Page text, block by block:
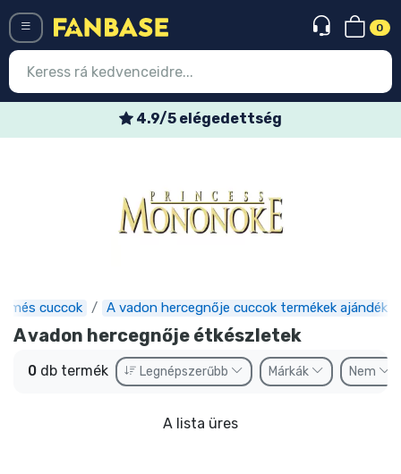
0
4.9/5 elégedettség
cuccok A vadon hercegnője cuccok termékek ajándékok
A vadon hercegnője étkészletek
0 db termék Legnépszerűbb Márkák Nem
A lista üres
Legújabb cuccok
Előrendelhető cuccok
Outlet cuccok